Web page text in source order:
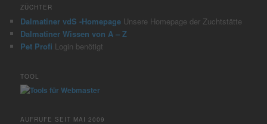
ZÜCHTER
Dalmatiner vdS -Homepage Unsere Homepage der Zuchtstätte
Dalmatiner Wissen von A – Z
Pet Profi Login benötigt
TOOL
AUFRUFE SEIT MAI 2009